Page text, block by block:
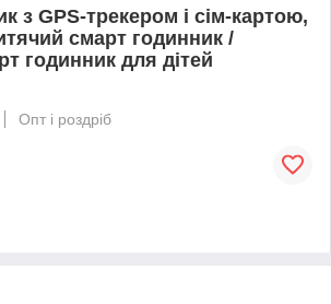
з GPS-трекером і сім-картою,
смарт годинник /
годинник для дітей
Опт і роздріб